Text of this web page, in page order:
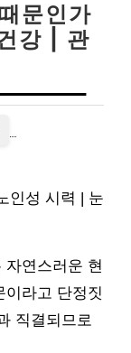
문인가
강 | 관
인성 시력 | 눈
자연스러운 현
이라고 단정짓
직결되므로